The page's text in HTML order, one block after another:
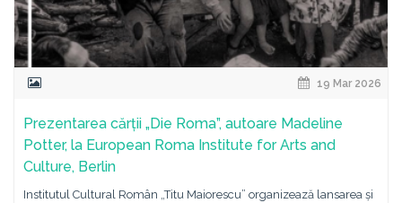
19 Mar 2026
Prezentarea cărții „Die Roma”, autoare Madeline
Potter, la European Roma Institute for Arts and
Culture, Berlin
Institutul Cultural Român „Titu Maiorescu” organizează lansarea și